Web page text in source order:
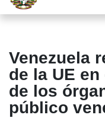
Venezuela
de la UE
de los
público